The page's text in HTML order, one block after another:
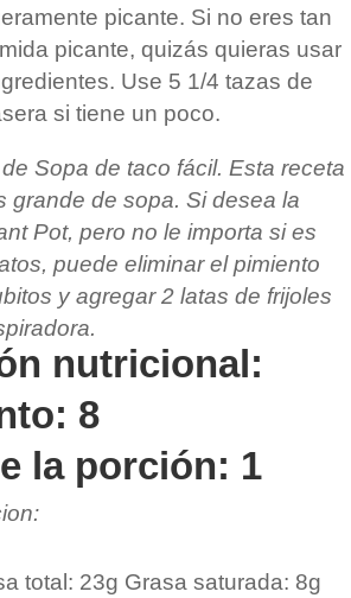
picante. Si no eres tan
picante, quizás quieras usar
Use 5 1/4 tazas de
si tiene un poco.
Sopa de taco fácil. Esta receta
grande de sopa. Si desea la
Pot, pero no le importa si es
puede eliminar el pimiento
y agregar 2 latas de frijoles
nutricional:
8
la porción: 1
total: 23g Grasa saturada: 8g